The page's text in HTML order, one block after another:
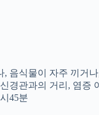
음식물이 자주 끼거
경관과의 거리, 염증
45분